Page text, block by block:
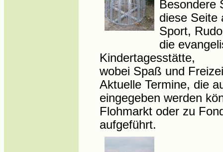
Besondere
diese Seite
Sport,
die
Kindertagesstätte,
wobei Spaß und
Aktuelle Termine, die
eingegeben werden
Flohmarkt oder zu
aufgeführt.